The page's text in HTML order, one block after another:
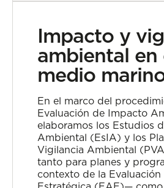
Impacto y
ambiental en
medio
En el marco del
Evaluación de Impacto
elaboramos los Estudios
Ambiental (EsIA) y los
Vigilancia Ambiental
tanto para planes y
contexto de la